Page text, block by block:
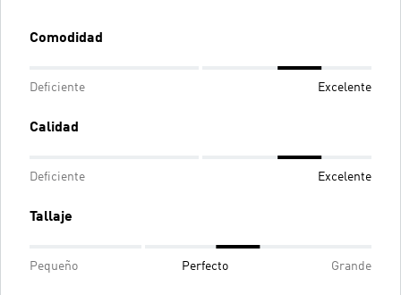
Comodidad
Deficiente Excelente
Calidad
Deficiente Excelente
Tallaje
Pequeño Perfecto Grande